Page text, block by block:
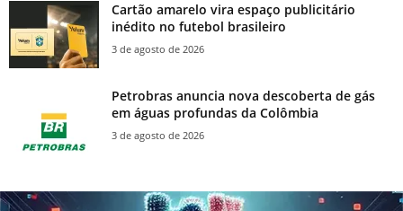
Cartão amarelo vira espaço publicitário
inédito no futebol brasileiro
3 de agosto de 2026
Petrobras anuncia nova descoberta de gás
em águas profundas da Colômbia
3 de agosto de 2026